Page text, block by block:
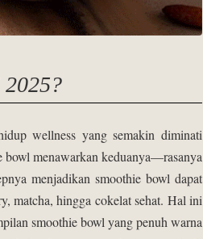
wellness yang semakin diminati
bowl menawarkan keduanya—rasanya
menjadikan smoothie bowl dapat
matcha, hingga cokelat sehat. Hal ini
smoothie bowl yang penuh warna